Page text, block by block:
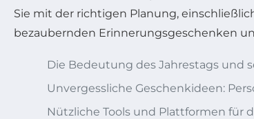
Sie mit der richtigen Planung,
bezaubernden Erinnerungsgeschenken
Die Bedeutung des Jahrestags und
Unvergessliche Geschenkideen:
Nützliche Tools und Plattformen für